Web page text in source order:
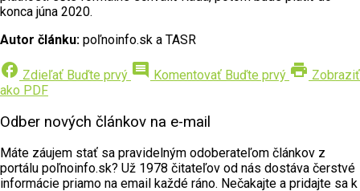
konca júna 2020.
Autor článku: poľnoinfo.sk a TASR
facebook Zdieľať Buďte prvý comment Komentovať Buďte prvý print Zobraziť
ako PDF
Odber nových článkov na e-mail
Máte záujem stať sa pravidelným odoberateľom článkov z
portálu poľnoinfo.sk? Už 1978 čitateľov od nás dostáva čerstvé
informácie priamo na email každé ráno. Nečakajte a pridajte sa k